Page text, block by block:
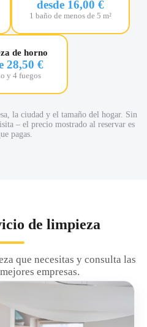
desde 16,00 €
1 baño de menos de 5 m²
de horno
28,50 €
y 4 fuegos
la ciudad y el tamaño del hogar. Sin
– el precio mostrado al reservar es
pagas.
de limpieza
que necesitas y consulta las
empresas.